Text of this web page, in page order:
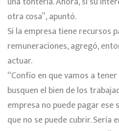
otra cosa”, apuntó.
Si la empresa tiene recursos
remuneraciones, agregó,
actuar.
“Confío en que vamos a
busquen el bien de los
empresa no puede pagar
que no se puede cubrir. Sería